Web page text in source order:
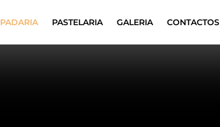
PADARIA PASTELARIA GALERIA CONTACTOS